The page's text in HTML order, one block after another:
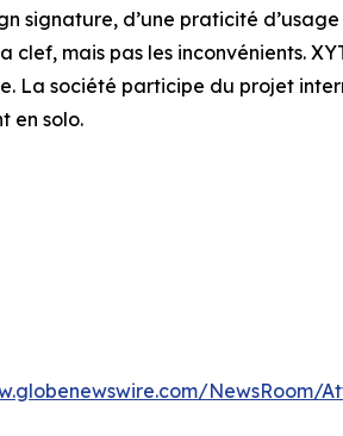
signature, d’une praticité
mais pas les inconvénients.
La société participe du projet
en solo.
NewsRoom/